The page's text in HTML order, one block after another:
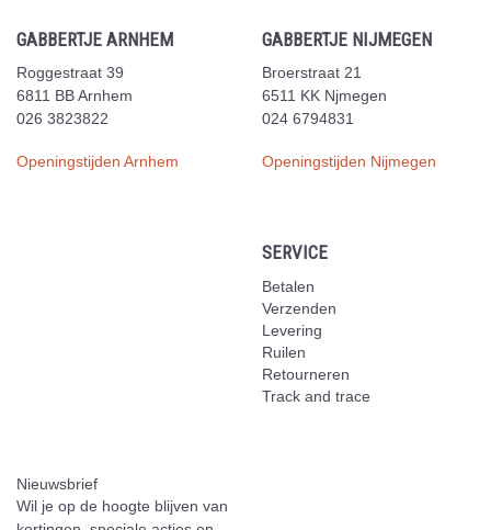
GABBERTJE ARNHEM
Roggestraat 39
6811 BB Arnhem
026 3823822
Openingstijden Arnhem
GABBERTJE NIJMEGEN
Broerstraat 21
6511 KK Njmegen
024 6794831
Openingstijden Nijmegen
SERVICE
Betalen
Verzenden
Levering
Ruilen
Retourneren
Track and trace
Nieuwsbrief
Wil je op de hoogte blijven van